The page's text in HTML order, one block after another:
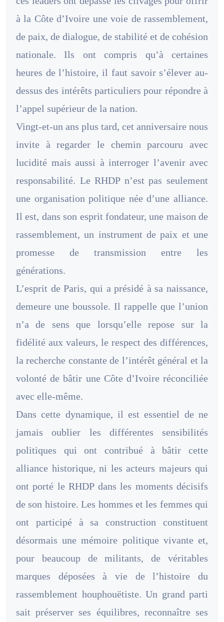
à la Côte d’Ivoire une voie de rassemblement,
de paix, de dialogue, de stabilité et de cohésion
nationale. Ils ont compris qu’à certaines
heures de l’histoire, il faut savoir s’élever au-
dessus des intérêts particuliers pour répondre à
l’appel supérieur de la nation.
Vingt-et-un ans plus tard, cet anniversaire nous
invite à regarder le chemin parcouru avec
lucidité mais aussi à interroger l’avenir avec
responsabilité. Le RHDP n’est pas seulement
une organisation politique née d’une alliance.
Il est, dans son esprit fondateur, une maison de
rassemblement, un instrument de paix et une
promesse de transmission entre les
générations.
L’esprit de Paris, qui a présidé à sa naissance,
demeure une boussole. Il rappelle que l’union
n’a de sens que lorsqu’elle repose sur la
fidélité aux valeurs, le respect des différences,
la recherche constante de l’intérêt général et la
volonté de bâtir une Côte d’Ivoire réconciliée
avec elle-même.
Dans cette dynamique, il est essentiel de ne
jamais oublier les différentes sensibilités
politiques qui ont contribué à bâtir cette
alliance historique, ni les acteurs majeurs qui
ont porté le RHDP dans les moments décisifs
de son histoire. Les hommes et les femmes qui
ont participé à sa construction constituent
désormais une mémoire politique vivante et,
pour beaucoup de militants, de véritables
marques déposées à vie de l’histoire du
rassemblement houphouëtiste. Un grand parti
sait préserver ses équilibres, reconnaître ses